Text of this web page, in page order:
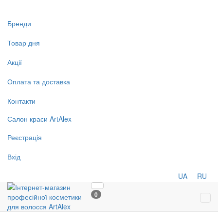
Бренди
Товар дня
Акції
Оплата та доставка
Контакти
Салон краси ArtAlex
Реєстрація
Вхід
UA RU
0